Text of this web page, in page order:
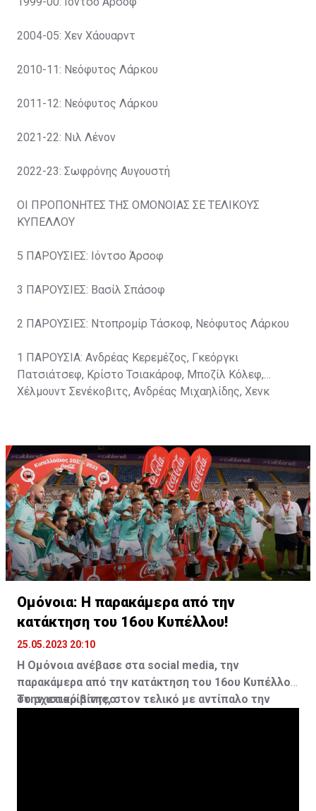
2004-05: Χεν Χάουαρντ
2010-11: Νεόφυτος Λάρκου
2011-12: Νεόφυτος Λάρκου
2021-22: Νιλ Λένον
2022-23: Σωφρόνης Αυγουστή
ΟΙ ΠΡΟΠΟΝΗΤΕΣ ΤΗΣ ΟΜΟΝΟΙΑΣ ΣΕ ΤΕΛΙΚΟΥΣ
ΚΥΠΕΛΛΟΥ
5 ΠΑΡΟΥΣΙΕΣ: Ιόντσο Άρσοφ
3 ΠΑΡΟΥΣΙΕΣ: Βασίλ Σπάσοφ
2 ΠΑΡΟΥΣΙΕΣ: Ντοπρομίρ Τάσκοφ, Νεόφυτος Λάρκου
1 ΠΑΡΟΥΣΙΑ: Ανδρέας Κερεμέζος, Γκεόργκι
Πατσιάτσεφ, Κρίστο Τσιακάροφ, Μποζίλ Κόλεφ,
Χέλμουντ Σενέκοβιτς, Ανδρέας Μιχαηλίδης, Χενκ
Ομόνοια: Η παρακάμερα από την
κατάκτηση του 16ου Κυπέλλου!
25.05.2023 20:10
Η Ομόνοια ανέβασε στα social media, την
παρακάμερα από την κατάκτηση του 16ου Κυπέλλου
στην ιστορία της, στον τελικό με αντίπαλο την
Το σχετικό βίντεο: